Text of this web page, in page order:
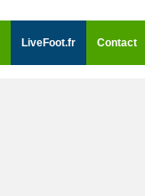
LiveFoot.fr Contact